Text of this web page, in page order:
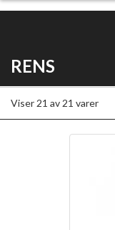
RENS
Viser 21 av 21 varer